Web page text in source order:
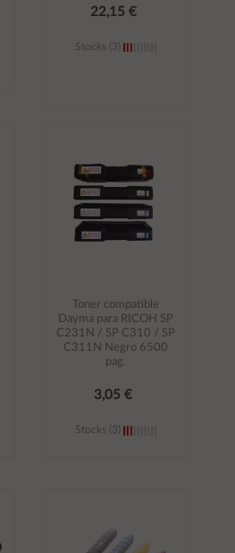
22,15 €
Stocks (3)
Toner compatible
Dayma para RICOH SP
C231N / SP C310 / SP
C311N Negro 6500
pag.
3,05 €
Stocks (3)